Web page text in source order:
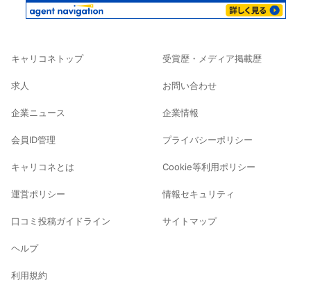
キャリコネトップ
求人
企業ニュース
会員ID管理
キャリコネとは
運営ポリシー
口コミ投稿ガイドライン
ヘルプ
利用規約
受賞歴・メディア掲載歴
お問い合わせ
企業情報
プライバシーポリシー
Cookie等利用ポリシー
情報セキュリティ
サイトマップ